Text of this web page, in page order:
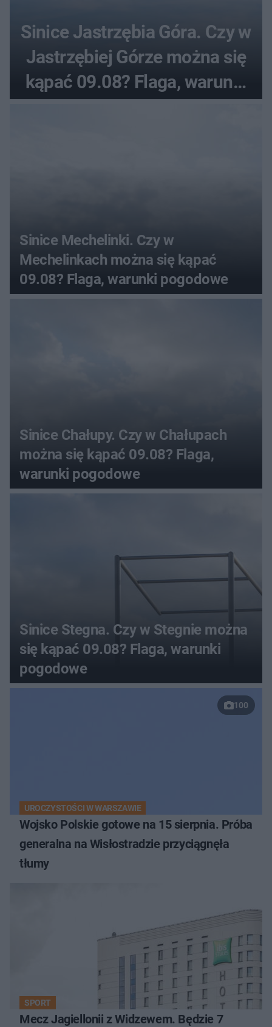
Sinice Jastrzębia Góra. Czy w
Jastrzębiej Górze można się
kąpać 09.08? Flaga, warunki
pogodowe
Sinice Mechelinki. Czy w
Mechelinkach można się kąpać
09.08? Flaga, warunki pogodowe
Sinice Chałupy. Czy w Chałupach
można się kąpać 09.08? Flaga,
warunki pogodowe
Sinice Stegna. Czy w Stegnie można
się kąpać 09.08? Flaga, warunki
pogodowe
100
UROCZYSTOŚCI W WARSZAWIE
Wojsko Polskie gotowe na 15 sierpnia. Próba
generalna na Wisłostradzie przyciągnęła
tłumy
SPORT
Mecz Jagiellonii z Widzewem. Będzie 7